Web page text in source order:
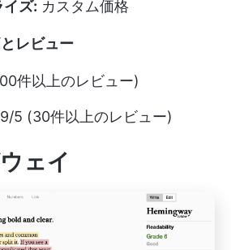
イズ: カスタム価格
レビュー
件以上のレビュー)
5 (30件以上のレビュー)
ェイ